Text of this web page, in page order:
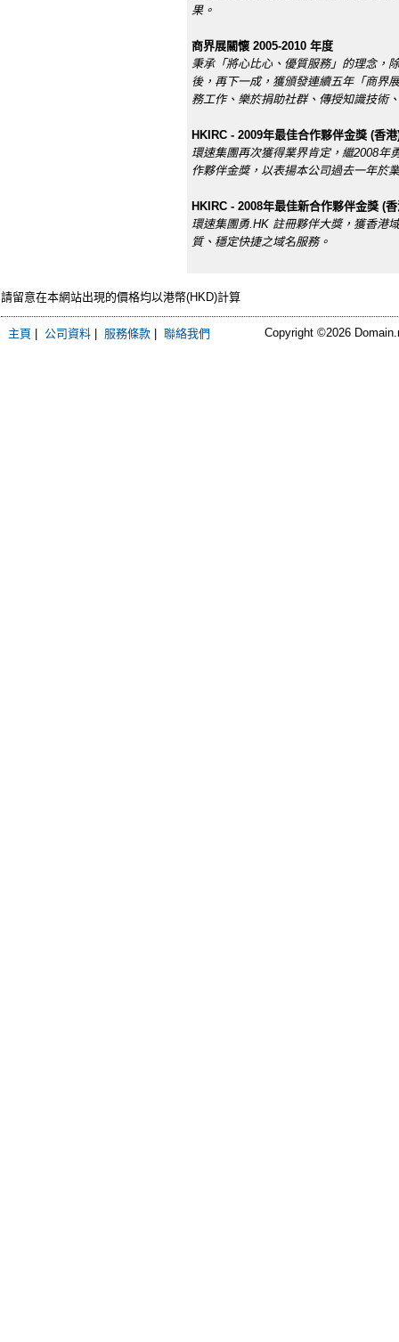
果。
商界展關懷 2005-2010 年度
秉承「將心比心、優質服務」的理念，
後，再下一成，獲頒發連續五年「商界
務工作、樂於捐助社群、傳授知識技術
HKIRC - 2009年最佳合作夥伴金獎 (香港
環速集團再次獲得業界肯定，繼2008年
作夥伴金獎，以表揚本公司過去一年於
HKIRC - 2008年最佳新合作夥伴金獎 (
環速集團勇.HK 註冊夥伴大獎，獲香港
質、穩定快捷之域名服務。
請留意在本網站出現的價格均以港幣(HKD)計算
主頁 公司資料 服務條款 聯絡我們 Copyright ©2026